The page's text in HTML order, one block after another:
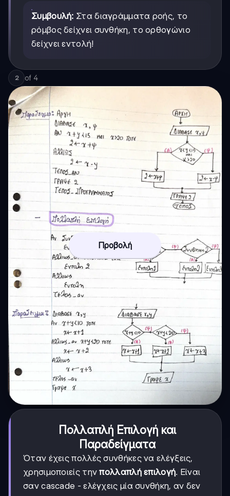
Συμβουλή: Στα διαγράμματα ροής, το
ρόμβος δείχνει συνθήκη, το ορθογώνιο
δείχνει εντολή!
2 of 4
Προβολή
Πολλαπλή Επιλογή και
Παραδείγματα
Όταν έχεις πολλές συνθήκες να ελέγξεις,
χρησιμοποιείς τηνπολλαπλή επιλογή. Είναι
σαν cascade - ελέγχεις μία συνθήκη, αν δεν